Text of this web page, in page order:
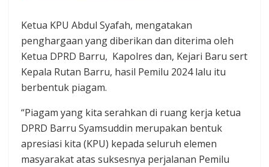
Ketua KPU Abdul Syafah, mengatakan
penghargaan yang diberikan dan diterima oleh
Ketua DPRD Barru, Kapolres dan, Kejari Baru sert
Kepala Rutan Barru, hasil Pemilu 2024 lalu itu
berbentuk piagam.
“Piagam yang kita serahkan di ruang kerja ketua
DPRD Barru Syamsuddin merupakan bentuk
apresiasi kita (KPU) kepada seluruh elemen
masyarakat atas suksesnya perjalanan Pemilu